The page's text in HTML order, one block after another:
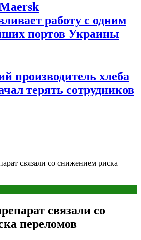
работу с одним
портов Украины
производитель хлеба
терять сотрудников
связали со снижением риска
связали со
переломов